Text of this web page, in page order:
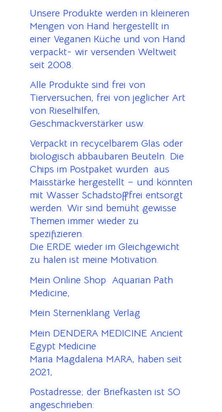
Unsere Produkte werden in kleineren
Mengen von Hand hergestellt in
einer Veganen Küche und von Hand
verpackt- wir versenden Weltweit
seit 2008.
Alle Produkte sind frei von
Tierversuchen, frei von jeglicher Art
von Rieselhilfen,
Geschmackverstärker usw.
Verpackt in recycelbarem Glas oder
biologisch abbaubaren Beuteln. Die
Chips im Postpaket wurden aus
Maisstärke hergestellt – und könnten
mit Wasser Schadstofffrei entsorgt
werden. Wir sind bemüht gewisse
Themen immer wieder zu
spezifizieren.
Die ERDE wieder im Gleichgewicht
zu halen ist meine Motivation.
Mein Online Shop Aquarian Path
Medicine,
Mein Sternenklang Verlag
Mein DENDERA MEDICINE Ancient
Egypt Medicine
Maria Magdalena MARA, haben seit
2021,
Postadresse; der Briefkasten ist SO
angeschrieben: